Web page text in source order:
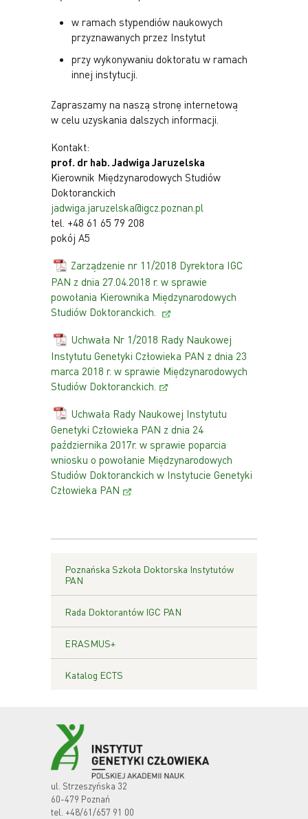
w ramach stypendiów naukowych
przyznawanych przez Instytut
przy wykonywaniu doktoratu w ramach
innej instytucji.
Zapraszamy na naszą stronę internetową
w celu uzyskania dalszych informacji.
Kontakt:
prof. dr hab. Jadwiga Jaruzelska
Kierownik Międzynarodowych Studiów
Doktoranckich
jadwiga.jaruzelska@igcz.poznan.pl
tel. +48 61 65 79 208
pokój A5
Zarządzenie nr 11/2018 Dyrektora IGC
PAN z dnia 27.04.2018 r. w sprawie
powołania Kierownika Międzynarodowych
Studiów Doktoranckich.
Uchwała Nr 1/2018 Rady Naukowej
Instytutu Genetyki Człowieka PAN z dnia 23
marca 2018 r. w sprawie Międzynarodowych
Studiów Doktoranckich.
Uchwała Rady Naukowej Instytutu
Genetyki Człowieka PAN z dnia 24
października 2017r. w sprawie poparcia
wniosku o powołanie Międzynarodowych
Studiów Doktoranckich w Instytucie Genetyki
Człowieka PAN
Poznańska Szkoła Doktorska Instytutów
PAN
Rada Doktorantów IGC PAN
ERASMUS+
Katalog ECTS
ul. Strzeszyńska 32
60-479 Poznań
tel. +48/61/657 91 00